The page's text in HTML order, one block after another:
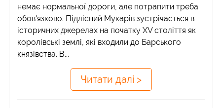
немає нормальної дороги, але потрапити треба
обов'язково. Підлісний Мукарів зустрічається в
історичних джерелах на початку XV століття як
королівські землі, які входили до Барського
князівства. В...
Читати далі >